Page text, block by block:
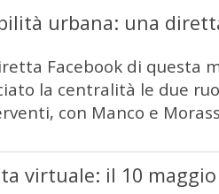
urbana: una
Facebook di questa
la centralità le due
con Manco e
virtuale: il 10